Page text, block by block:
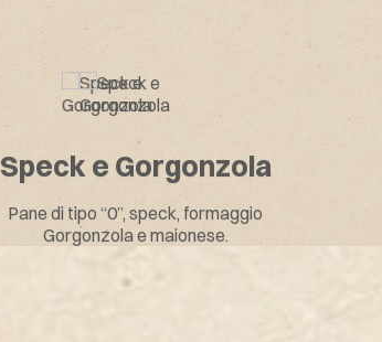
Speck e Gorgonzola
Pane di tipo “0”, speck, formaggio
Gorgonzola e maionese.